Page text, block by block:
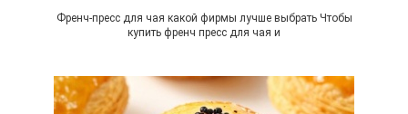
Френч-пресс для чая какой фирмы лучше выбрать Чтобы
купить френч пресс для чая и